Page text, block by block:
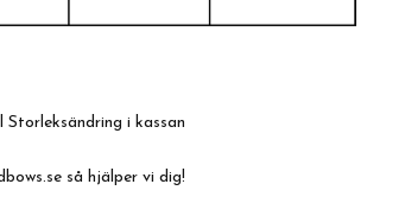
i kassan
så hjälper vi dig!